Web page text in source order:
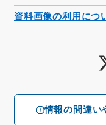
情報の間違い
資料画像の利用につ